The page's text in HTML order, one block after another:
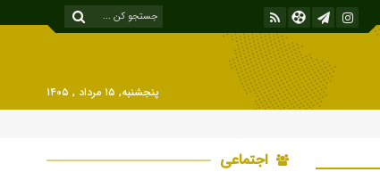
پنجشنبه, ۱۵ مرداد , ۱۴۰۵
اجتماعی